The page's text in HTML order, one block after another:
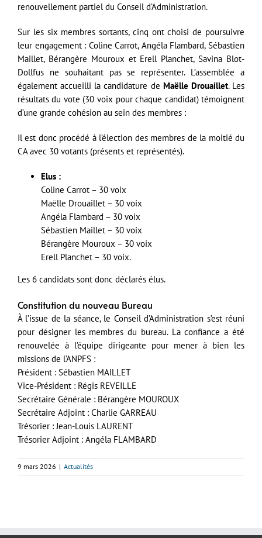
renouvellement partiel du Conseil d’Administration.
Sur les six membres sortants, cinq ont choisi de poursuivre
leur engagement : Coline Carrot, Angéla Flambard, Sébastien
Maillet, Bérangère Mouroux et Erell Planchet, Savina Blot-
Dollfus ne souhaitant pas se représenter. L’assemblée a
également accueilli la candidature de Maëlle Drouaillet. Les
résultats du vote (30 voix pour chaque candidat) témoignent
d’une grande cohésion au sein des membres :
Il est donc procédé à l’élection des membres de la moitié du
CA avec 30 votants (présents et représentés).
Elus :
Coline Carrot – 30 voix
Maëlle Drouaillet – 30 voix
Angéla Flambard – 30 voix
Sébastien Maillet – 30 voix
Bérangère Mouroux – 30 voix
Erell Planchet – 30 voix.
Les 6 candidats sont donc déclarés élus.
Constitution du nouveau Bureau
À l’issue de la séance, le Conseil d’Administration s’est réuni
pour désigner les membres du bureau. La confiance a été
renouvelée à l’équipe dirigeante pour mener à bien les
missions de l’ANPFS :
Président : Sébastien MAILLET
Vice-Président : Régis REVEILLE
Secrétaire Générale : Bérangère MOUROUX
Secrétaire Adjoint : Charlie GARREAU
Trésorier : Jean-Louis LAURENT
Trésorier Adjoint : Angéla FLAMBARD
9 mars 2026 | Actualités